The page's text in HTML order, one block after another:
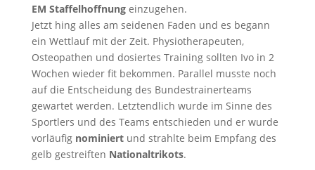
EM Staffelhoffnungeinzugehen.
Jetzt hing alles am seidenen Faden und es begann
ein Wettlauf mit der Zeit. Physiotherapeuten,
Osteopathen und dosiertes Training sollten Ivo in 2
Wochen wieder fit bekommen. Parallel musste noch
auf die Entscheidung des Bundestrainerteams
gewartet werden. Letztendlich wurde im Sinne des
Sportlers und des Teams entschieden und er wurde
vorläufig nominiertund strahlte beim Empfang des
gelb gestreiften Nationaltrikots.